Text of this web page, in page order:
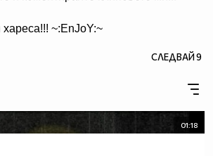
~:EnJoY:~
СЛЕДВАЙ9
01:18